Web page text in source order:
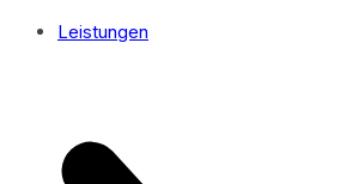
Leistungen